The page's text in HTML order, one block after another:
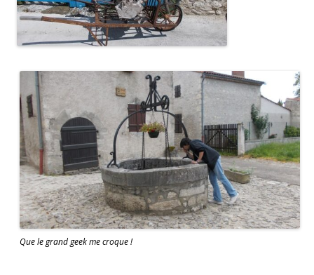
Que le grand geek me croque !